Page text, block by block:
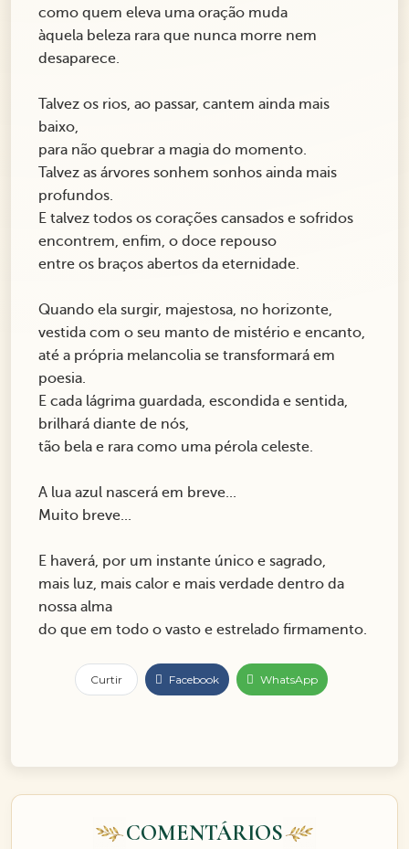
como quem eleva uma oração muda
àquela beleza rara que nunca morre nem
desaparece.
Talvez os rios, ao passar, cantem ainda mais
baixo,
para não quebrar a magia do momento.
Talvez as árvores sonhem sonhos ainda mais
profundos.
E talvez todos os corações cansados e sofridos
encontrem, enfim, o doce repouso
entre os braços abertos da eternidade.
Quando ela surgir, majestosa, no horizonte,
vestida com o seu manto de mistério e encanto,
até a própria melancolia se transformará em
poesia.
E cada lágrima guardada, escondida e sentida,
brilhará diante de nós,
tão bela e rara como uma pérola celeste.
A lua azul nascerá em breve...
Muito breve...
E haverá, por um instante único e sagrado,
mais luz, mais calor e mais verdade dentro da
nossa alma
do que em todo o vasto e estrelado firmamento.
Curtir Facebook WhatsApp
COMENTÁRIOS